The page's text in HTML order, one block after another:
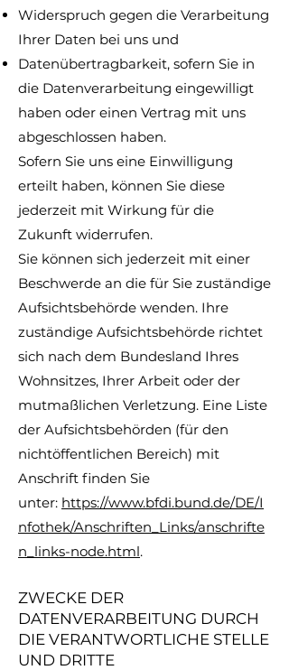
Widerspruch gegen die Verarbeitung
Ihrer Daten bei uns und
Datenübertragbarkeit, sofern Sie in
die Datenverarbeitung eingewilligt
haben oder einen Vertrag mit uns
abgeschlossen haben.
Sofern Sie uns eine Einwilligung
erteilt haben, können Sie diese
jederzeit mit Wirkung für die
Zukunft widerrufen.
Sie können sich jederzeit mit einer
Beschwerde an die für Sie zuständige
Aufsichtsbehörde wenden. Ihre
zuständige Aufsichtsbehörde richtet
sich nach dem Bundesland Ihres
Wohnsitzes, Ihrer Arbeit oder der
mutmaßlichen Verletzung. Eine Liste
der Aufsichtsbehörden (für den
nichtöffentlichen Bereich) mit
Anschrift finden Sie
unter: https://www.bfdi.bund.de/DE/I
nfothek/Anschriften_Links/anschrifte
n_links-node.html.
ZWECKE DER
DATENVERARBEITUNG DURCH
DIE VERANTWORTLICHE STELLE
UND DRITTE